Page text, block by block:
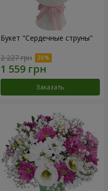
Букет "Сердечные струны"
2 227 грн
Заказать